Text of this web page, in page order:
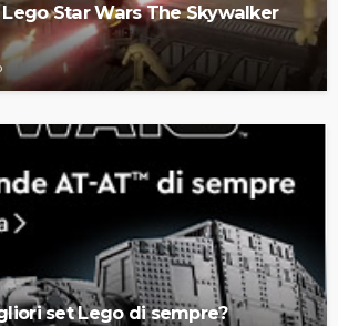
Star Wars The Skywalker
set Lego di sempre?